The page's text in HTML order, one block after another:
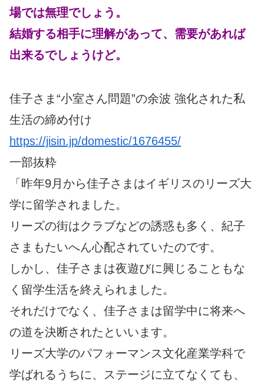
場では無理でしょう。
結婚する相手に理解があって、需要があれば
出来るでしょうけど。
佳子さま“小室さん問題”の余波 強化された私
生活の締め付け
https://jisin.jp/domestic/1676455/
一部抜粋
「昨年9月から佳子さまはイギリスのリーズ大
学に留学されました。
リーズの街はクラブなどの誘惑も多く、紀子
さまもたいへん心配されていたのです。
しかし、佳子さまは夜遊びに興じることもな
く留学生活を終えられました。
それだけでなく、佳子さまは留学中に将来へ
の道を決断されたといいます。
リーズ大学のパフォーマンス文化産業学科で
学ばれるうちに、ステージに立てなくても、